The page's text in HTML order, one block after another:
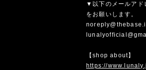
▼以下のメールアド
をお願いします。
【shop about】
https://